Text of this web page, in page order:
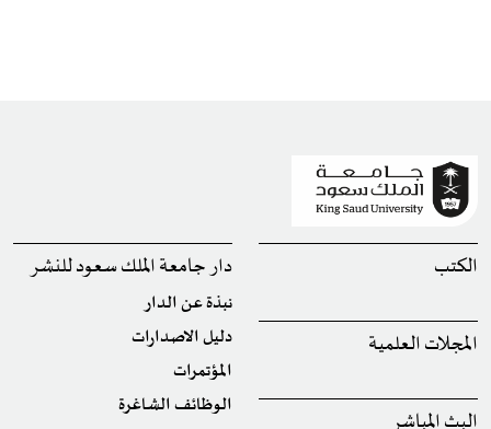
الكتب
المجلات العلمية
دار جامعة الملك سعود للنشر
نبذة عن الدار
دليل الاصدارات
المؤتمرات
الوظائف الشاغرة